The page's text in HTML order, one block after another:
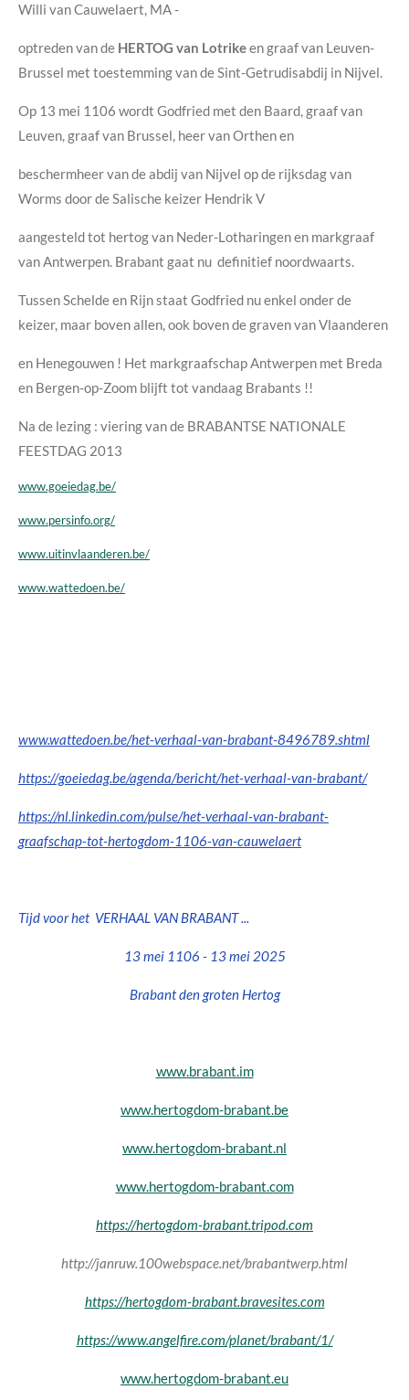
Willi van Cauwelaert, MA -
optreden van de HERTOG van Lotrikeen graaf van Leuven-
Brussel met toestemming van de Sint-Getrudisabdij in Nijvel.
Op 13 mei 1106 wordt Godfried met den Baard, graaf van
Leuven, graaf van Brussel, heer van Orthen en
beschermheer van de abdij van Nijvel op de rijksdag van
Worms door de Salische keizer Hendrik V
aangesteld tot hertog van Neder-Lotharingen en markgraaf
van Antwerpen. Brabant gaat nu definitief noordwaarts.
Tussen Schelde en Rijn staat Godfried nu enkel onder de
keizer, maar boven allen, ook boven de graven van Vlaanderen
en Henegouwen ! Het markgraafschap Antwerpen met Breda
en Bergen-op-Zoom blijft tot vandaag Brabants !!
Na de lezing : viering van de BRABANTSE NATIONALE
FEESTDAG 2013
www.goeiedag.be/
www.persinfo.org/
www.uitinvlaanderen.be/
www.wattedoen.be/
www.wattedoen.be/het-verhaal-van-brabant-8496789.shtml
https://goeiedag.be/agenda/bericht/het-verhaal-van-brabant/
https://nl.linkedin.com/pulse/het-verhaal-van-brabant-
graafschap-tot-hertogdom-1106-van-cauwelaert
Tijd voor het VERHAAL VAN BRABANT ...
13 mei 1106 - 13 mei 2025
Brabant den groten Hertog
www.brabant.im
www.hertogdom-brabant.be
www.hertogdom-brabant.nl
www.hertogdom-brabant.com
https://hertogdom-brabant.tripod.com
http://janruw.100webspace.net/brabantwerp.html
https://hertogdom-brabant.bravesites.com
https://www.angelfire.com/planet/brabant/1/
www.hertogdom-brabant.eu